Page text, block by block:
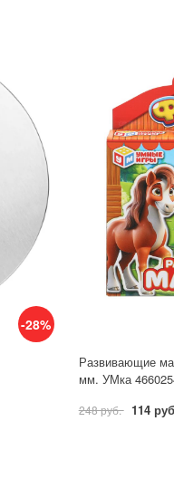
-28%
Развивающие
мм. УМка
248 руб. 114